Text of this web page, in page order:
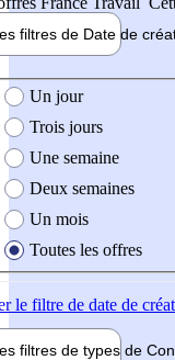
filtres de Date de
création de l'offre
Un jour
Trois jours
Une semaine
Deux semaines
Un mois
Toutes les offres
le filtre de date de
filtres de types de